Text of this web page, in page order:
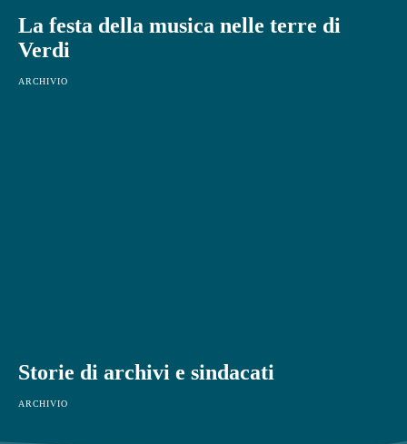
La festa della musica nelle terre di
Verdi
ARCHIVIO
Storie di archivi e sindacati
ARCHIVIO